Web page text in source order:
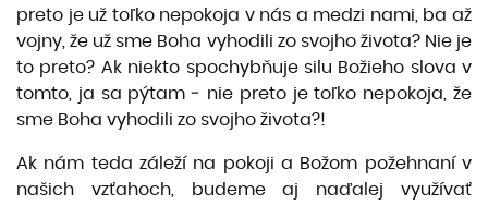
preto je už toľko nepokoja v nás a medzi nami, ba až
vojny, že už sme Boha vyhodili zo svojho života? Nie je
to preto? Ak niekto spochybňuje silu Božieho slova v
tomto, ja sa pýtam ‒ nie preto je toľko nepokoja, že
sme Boha vyhodili zo svojho života?!
Ak nám teda záleží na pokoji a Božom požehnaní v
našich vzťahoch, budeme aj naďalej využívať